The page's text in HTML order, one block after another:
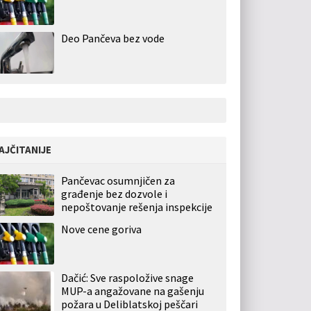
Deo Pančeva bez vode
Pančevac osumnjičen za
građenje bez dozvole i
nepoštovanje rešenja inspekcije
Nove cene goriva
Dačić: Sve raspoložive snage
MUP-a angažovane na gašenju
požara u Deliblatskoj peščari